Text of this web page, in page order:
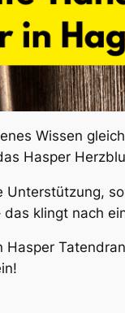
Wissen
Hasper
klingt nach